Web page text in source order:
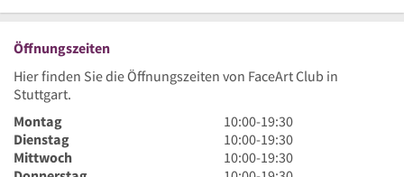
Öffnungszeiten
Hier finden Sie die Öffnungszeiten von FaceArt Club in
Stuttgart.
Montag
10
Uhr
bis
10:00-19:30
Dienstag
10
Uhr
10:00-19:30
Mittwoch
10
10:00-19:30